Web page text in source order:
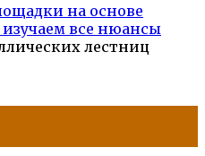
на основе
все нюансы
лестниц